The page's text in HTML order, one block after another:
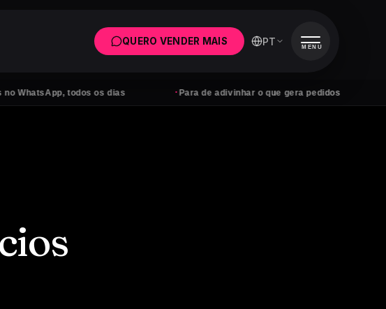
todos os dias Para de adivinhar o que gera pedidos
QUERO VENDER MAIS PT MENU